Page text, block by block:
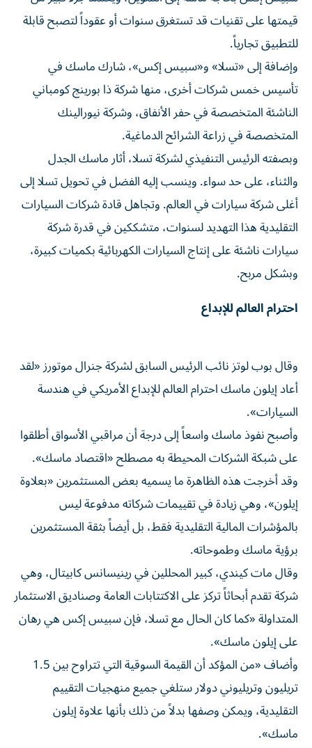
قيمتها على تقنيات قد تستغرق سنوات أو عقوداً لتصبح قابلة
للتطبيق تجارياً.
وإضافة إلى «تسلا» و«سبيس إكس»، شارك ماسك في
تأسيس خمس شركات أخرى، منها شركة ذا بورينج كومباني
الناشئة المتخصصة في حفر الأنفاق، وشركة نيورالينك
المتخصصة في ‌زراعة الشرائح الدماغية.
وبصفته الرئيس ‌التنفيذي لشركة تسلا، أثار ماسك الجدل
والثناء، على حد سواء. وينسب إليه الفضل ⁠في تحويل تسلا إلى
أغلى شركة سيارات في العالم. وتجاهل قادة شركات السيارات
التقليدية هذا التهديد لسنوات، متشككين في قدرة شركة
‌سيارات ناشئة على إنتاج السيارات الكهربائية بكميات كبيرة،
وبشكل مربح.
احترام العالم للإبداع
وقال بوب لوتز نائب الرئيس السابق لشركة جنرال موتورز «لقد
أعاد إيلون ماسك احترام العالم للإبداع الأمريكي في هندسة
السيارات».
وأصبح نفوذ ماسك واسعاً إلى درجة أن مراقبي الأسواق أطلقوا
على شبكة الشركات المحيطة به مصطلح «اقتصاد ⁠ماسك».
وقد أخرجت هذه الظاهرة ما يسميه بعض المستثمرين «بعلاوة
إيلون»، وهي زيادة في تقييمات شركاته مدفوعة ليس
بالمؤشرات المالية التقليدية فقط، بل أيضاً بثقة المستثمرين ​
برؤية ماسك وطموحاته.
وقال مات كيندي، كبير المحللين في رينيسانس كابيتال، وهي
شركة تقدم أبحاثاً تركز على الاكتتابات العامة وصناديق الاستثمار
المتداولة «كما كان الحال مع تسلا، فإن سبيس إكس هي رهان
على إيلون ماسك».
وأضاف «من المؤكد أن القيمة السوقية التي تتراوح بين 1.5
تريليون وتريليوني دولار ⁠ستلغي جميع منهجيات التقييم
التقليدية، ويمكن وصفها بدلاً من ذلك بأنها علاوة إيلون
ماسك».